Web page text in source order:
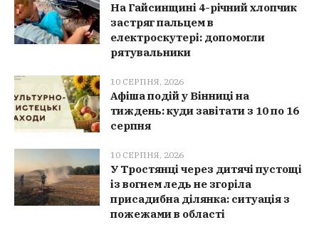
На Гайсинщині 4-річний хлопчик
застряг пальцем в
електроскутері: допомогли
рятувальники
10 СЕРПНЯ, 2026
Афіша подій у Вінниці на
тиждень: куди завітати з 10 по 16
серпня
10 СЕРПНЯ, 2026
У Тростянці через дитячі пустощі
із вогнем ледь не згоріла
присадибна ділянка: ситуація з
пожежами в області